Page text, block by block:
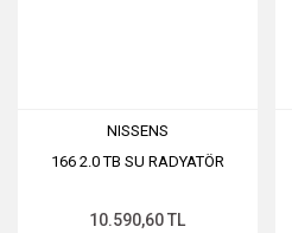
NISSENS
166 2.0 TB SU RADYATÖR
10.590,60 TL